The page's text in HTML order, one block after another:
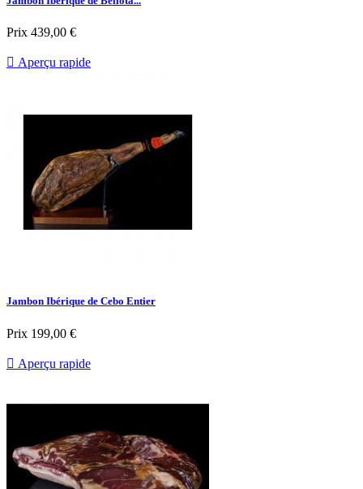
Prix 439,00 €
 Aperçu rapide
Jambon Ibérique de Cebo Entier
Prix 199,00 €
 Aperçu rapide